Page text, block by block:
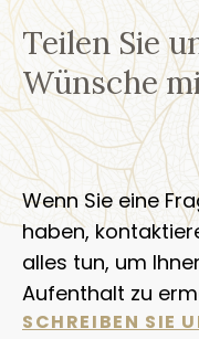
Teilen Sie
Wünsche
Wenn Sie eine
haben,
alles tun, um
Aufenthalt zu
SCHREIBEN SIE